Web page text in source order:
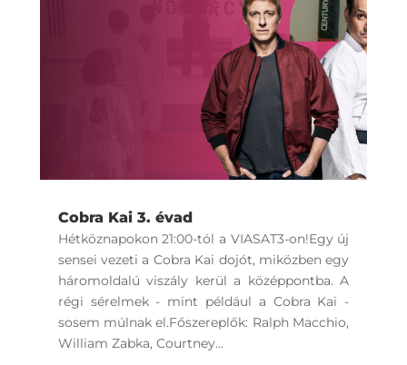
Cobra Kai 3. évad
Hétköznapokon 21:00-tól a VIASAT3-on!Egy új
sensei vezeti a Cobra Kai dojót, miközben egy
háromoldalú viszály kerül a középpontba. A
régi sérelmek - mint például a Cobra Kai -
sosem múlnak el.Főszereplők: Ralph Macchio,
William Zabka, Courtney...